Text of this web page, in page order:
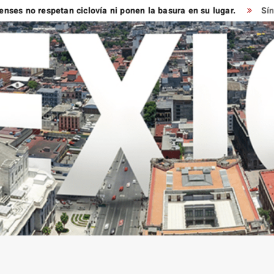
respetan ciclovía ni ponen la basura en su lugar. Síndico